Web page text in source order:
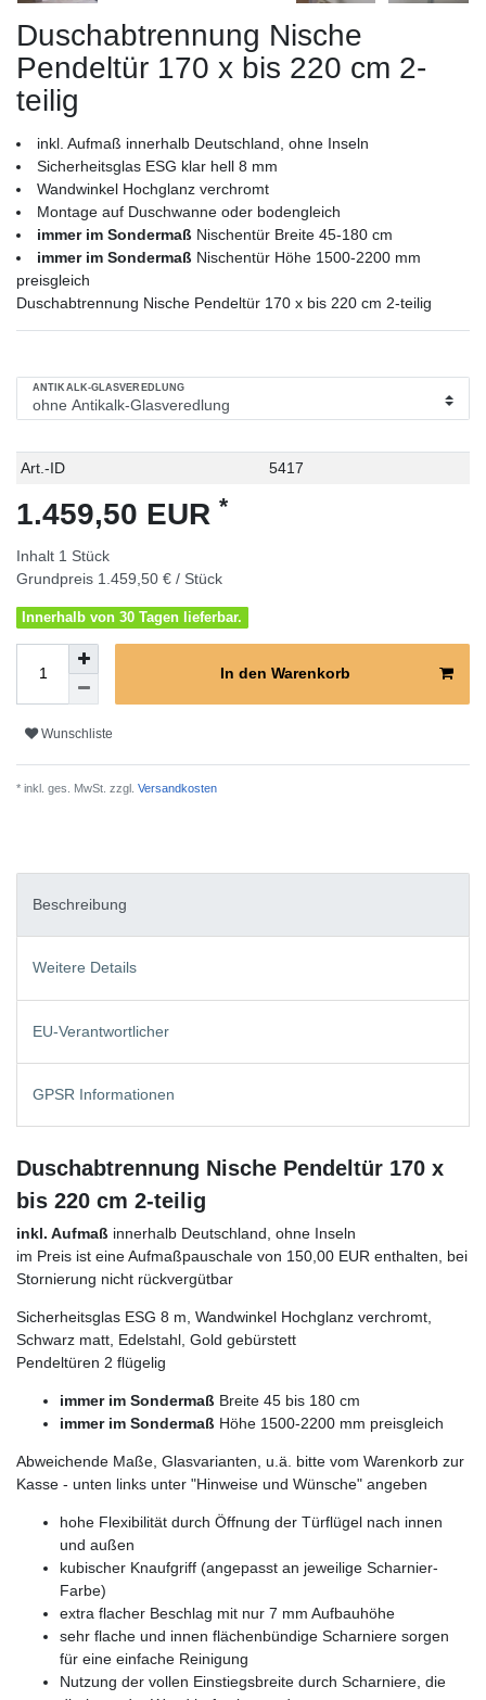
Duschabtrennung Nische
Pendeltür 170 x bis 220 cm 2-
teilig
inkl. Aufmaß innerhalb Deutschland, ohne Inseln
Sicherheitsglas ESG klar hell 8 mm
Wandwinkel Hochglanz verchromt
Montage auf Duschwanne oder bodengleich
immer im Sondermaß Nischentür Breite 45-180 cm
immer im Sondermaß Nischentür Höhe 1500-2200 mm
preisgleich
Duschabtrennung Nische Pendeltür 170 x bis 220 cm 2-teilig
ANTIKALK-GLASVEREDLUNG
Technisches
Wert
Art.-ID 5417
1.459,50 EUR *
Inhalt 1 Stück
Grundpreis 1.459,50 € / Stück
Innerhalb von 30 Tagen lieferbar.
In den Warenkorb
Wunschliste
* inkl. ges. MwSt. zzgl. Versandkosten
Beschreibung
Weitere Details
EU-Verantwortlicher
GPSR Informationen
Duschabtrennung Nische Pendeltür 170 x
bis 220 cm 2-teilig
inkl. Aufmaß innerhalb Deutschland, ohne Inseln
im Preis ist eine Aufmaßpauschale von 150,00 EUR enthalten, bei
Stornierung nicht rückvergütbar
Sicherheitsglas ESG 8 m, Wandwinkel Hochglanz verchromt,
Schwarz matt, Edelstahl, Gold gebürstett
Pendeltüren 2 flügelig
immer im Sondermaß Breite 45 bis 180 cm
immer im Sondermaß Höhe 1500-2200 mm preisgleich
Abweichende Maße, Glasvarianten, u.ä. bitte vom Warenkorb zur
Kasse - unten links unter "Hinweise und Wünsche" angeben
hohe Flexibilität durch Öffnung der Türflügel nach innen
und außen
kubischer Knaufgriff (angepasst an jeweilige Scharnier-
Farbe)
extra flacher Beschlag mit nur 7 mm Aufbauhöhe
sehr flache und innen flächenbündige Scharniere sorgen
für eine einfache Reinigung
Nutzung der vollen Einstiegsbreite durch Scharniere, die